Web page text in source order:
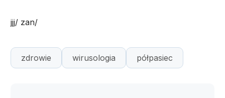
jjj/ zan/
zdrowie wirusologia półpasiec